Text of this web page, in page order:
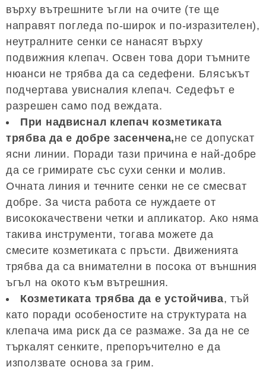
върху вътрешните ъгли на очите (те ще
направят погледа по-широк и по-изразителен),
неутралните сенки се нанасят върху
подвижния клепач. Освен това дори тъмните
нюанси не трябва да са седефени. Блясъкът
подчертава увисналия клепач. Седефът е
разрешен само под веждата.
При надвиснал клепач козметиката
трябва да е добре засенчена,не се допускат
ясни линии. Поради тази причина е най-добре
да се гримирате със сухи сенки и молив.
Очната линия и течните сенки не се смесват
добре. За чиста работа се нуждаете от
висококачествени четки и апликатор. Ако няма
такива инструменти, тогава можете да
смесите козметиката с пръсти. Движенията
трябва да са внимателни в посока от външния
ъгъл на окото към вътрешния.
Козметиката трябва да е устойчива, тъй
като поради особеностите на структурата на
клепача има риск да се размаже. За да не се
търкалят сенките, препоръчително е да
използвате основа за грим.